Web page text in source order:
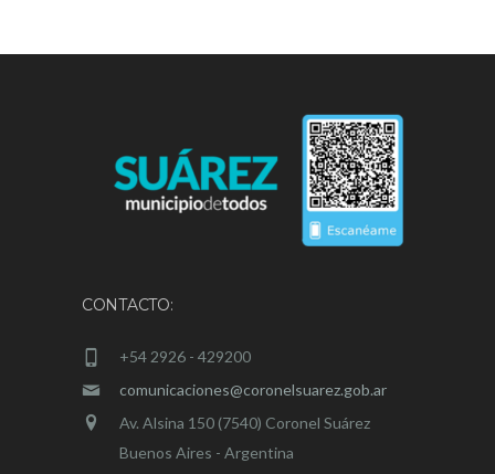
CONTACTO:
+54 2926 - 429200
comunicaciones@coronelsuarez.gob.ar
Av. Alsina 150 (7540) Coronel Suárez
Buenos Aires - Argentina